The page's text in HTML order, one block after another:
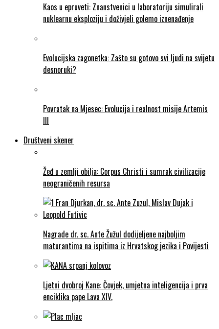
Kaos u epruveti: Znanstvenici u laboratoriju simulirali
nuklearnu eksploziju i doživjeli golemo iznenađenje
Evolucijska zagonetka: Zašto su gotovo svi ljudi na svijetu
desnoruki?
Povratak na Mjesec: Evolucija i realnost misije Artemis
III
Društveni skener
Žeđ u zemlji obilja: Corpus Christi i sumrak civilizacije
neograničenih resursa
Nagrade dr. sc. Ante Žužul dodijeljene najboljim
maturantima na ispitima iz Hrvatskog jezika i Povijesti
Ljetni dvobroj Kane: Čovjek, umjetna inteligencija i prva
enciklika pape Lava XIV.